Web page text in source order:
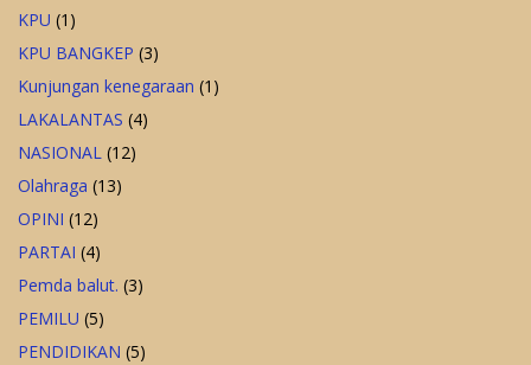
KPU (1)
KPU BANGKEP (3)
Kunjungan kenegaraan (1)
LAKALANTAS (4)
NASIONAL (12)
Olahraga (13)
OPINI (12)
PARTAI (4)
Pemda balut. (3)
PEMILU (5)
PENDIDIKAN (5)